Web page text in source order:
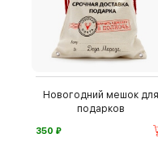
Новогодний мешок для
подарков
350 ⃏